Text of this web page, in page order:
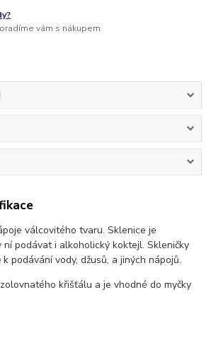
vám s nákupem
válcovitého tvaru. Sklenice je
ní podávat i alkoholický koktejl. Skleničky
podávání vody, džusů, a jiných nápojů.
křišťálu a je vhodné do myčky